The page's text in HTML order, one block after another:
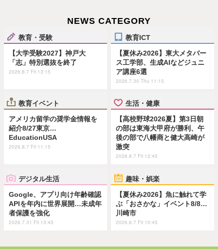
NEWS CATEGORY
教育・受験
【大学受験2027】神戸大
「志」特別選抜を終了
2026.8.7 Fri 13:15
教育ICT
【夏休み2026】東大メタバー
ス工学部、生成AIなどジュニ
ア講座6選
2026.7.30 Thu 11:15
教育イベント
アメリカ留学の奨学金情報を
紹介8/27東京…
EducationUSA
2026.8.7 Fri 11:15
生活・健康
【高校野球2026夏】第3日朝
の部は東海大甲府が勝利、午
後の部で八幡商と健大高崎が
激突
2026.8.7 Fri 12:45
デジタル生活
Google、アプリ向け年齢確認
APIを年内に世界展開…未成年
者保護を強化
2026.7.31 Fri 13:45
趣味・娯楽
【夏休み2026】魚に触れて学
ぶ「おさかな」イベント8/8…
川崎市
2026.8.7 Fri 10:45